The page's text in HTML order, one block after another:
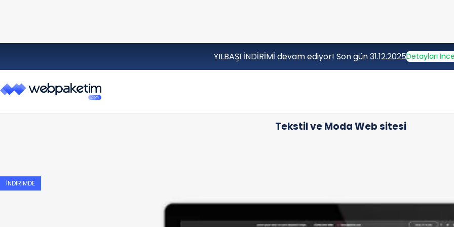
YILBAŞI İNDİRİMİ devam ediyor! Son gün 31.12.2025Detayları
Tekstil ve Moda Web sitesi
İNDIRIMDE